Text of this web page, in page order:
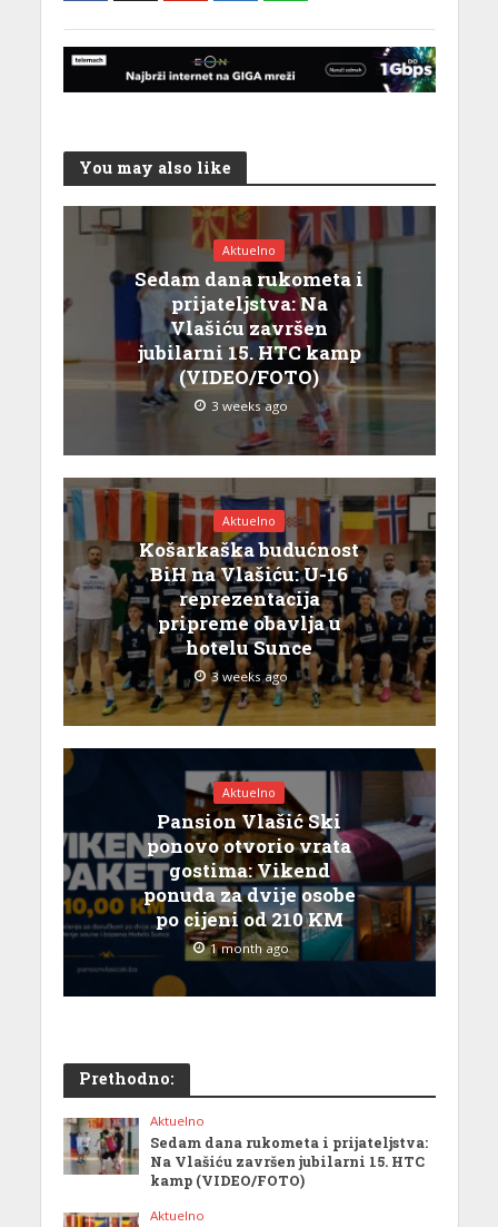
You may also like
Aktuelno
Sedam dana rukometa i
prijateljstva: Na
Vlašiću završen
jubilarni 15. HTC kamp
(VIDEO/FOTO)
3 weeks ago
Aktuelno
Košarkaška budućnost
BiH na Vlašiću: U-16
reprezentacija
pripreme obavlja u
hotelu Sunce
3 weeks ago
Aktuelno
Pansion Vlašić Ski
ponovo otvorio vrata
gostima: Vikend
ponuda za dvije osobe
po cijeni od 210 KM
1 month ago
Prethodno:
Aktuelno
Sedam dana rukometa i prijateljstva:
Na Vlašiću završen jubilarni 15. HTC
kamp (VIDEO/FOTO)
Aktuelno